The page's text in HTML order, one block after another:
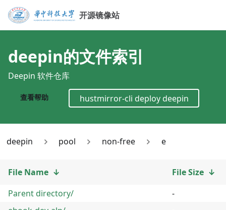
开源镜像站
deepin的文件索引
Deepin 软件仓库
查看帮助 hustmirror-cli deploy deepin
deepin pool non-free e
File Name ↓ File Size ↓
Parent directory/
-